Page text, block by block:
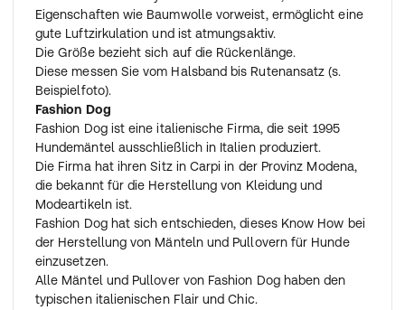
Eigenschaften wie Baumwolle vorweist, ermöglicht eine
gute Luftzirkulation und ist atmungsaktiv.
Die Größe bezieht sich auf die Rückenlänge.
Diese messen Sie vom Halsband bis Rutenansatz (s.
Beispielfoto).
Fashion Dog
Fashion Dog ist eine italienische Firma, die seit 1995
Hundemäntel ausschließlich in Italien produziert.
Die Firma hat ihren Sitz in Carpi in der Provinz Modena,
die bekannt für die Herstellung von Kleidung und
Modeartikeln ist.
Fashion Dog hat sich entschieden, dieses Know How bei
der Herstellung von Mänteln und Pullovern für Hunde
einzusetzen.
Alle Mäntel und Pullover von Fashion Dog haben den
typischen italienischen Flair und Chic.